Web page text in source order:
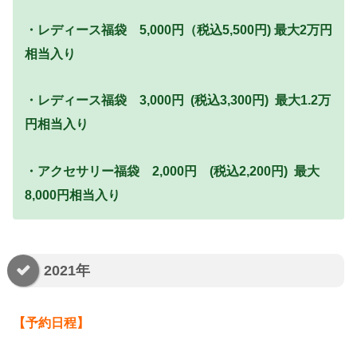
・レディース福袋 5,000円（税込5,500円) 最大2万円
相当入り
・レディース福袋 3,000円 (税込3,300円) 最大1.2万
円相当入り
・アクセサリー福袋 2,000円 (税込2,200円) 最大
8,000円相当入り
2021年
【予約日程】